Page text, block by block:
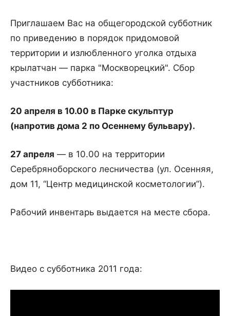
Приглашаем Вас на общегородской субботник
по приведению в порядок придомовой
территории и излюбленного уголка отдыха
крылатчан — парка "Москворецкий". Сбор
участников субботника:
20 апреля в 10.00 в Парке скульптур
(напротив дома 2 по Осеннему бульвару).
27 апреля — в 10.00 на территории
Серебряноборского лесничества (ул. Осенняя,
дом 11, “Центр медицинской косметологии”).
Рабочий инвентарь выдается на месте сбора.
Видео с субботника 2011 года: